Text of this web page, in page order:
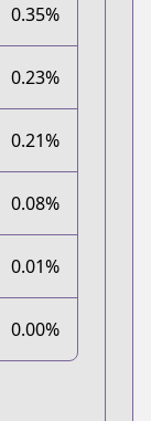
0.35%
0.23%
0.21%
0.08%
0.01%
0.00%